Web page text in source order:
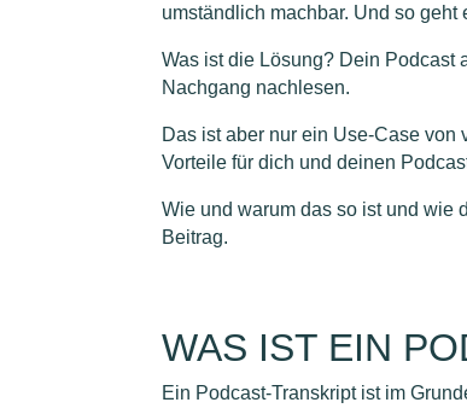
umständlich machbar. Und so
Was ist die Lösung? Dein Podcast
Nachgang nachlesen.
Das ist aber nur ein Use-Case
Vorteile für dich und deinen
Wie und warum das so ist und wie
Beitrag.
WAS IST EIN
Ein Podcast-Transkript ist im